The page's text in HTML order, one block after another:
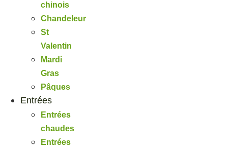
chinois
Chandeleur
St
Valentin
Mardi
Gras
Pâques
Entrées
Entrées
chaudes
Entrées